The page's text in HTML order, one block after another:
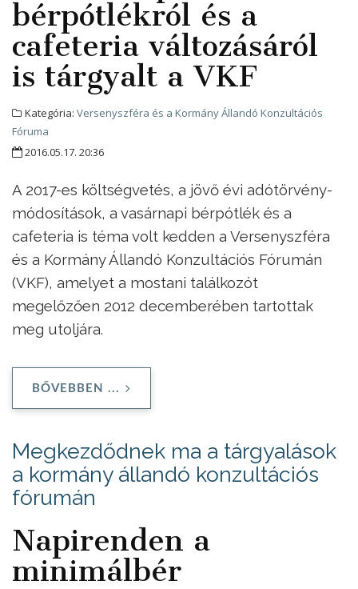
bérpótlékról és a
cafeteria változásáról
is tárgyalt a VKF
Kategória: Versenyszféra és a Kormány Állandó Konzultációs
Fóruma
2016.05.17. 20:36
A 2017-es költségvetés, a jövő évi adótörvény-
módosítások, a vasárnapi bérpótlék és a
cafeteria is téma volt kedden a Versenyszféra
és a Kormány Állandó Konzultációs Fórumán
(VKF), amelyet a mostani találkozót
megelőzően 2012 decemberében tartottak
meg utoljára.
BŐVEBBEN ...
Megkezdődnek ma a tárgyalások
a kormány állandó konzultációs
fórumán
Napirenden a
minimálbér